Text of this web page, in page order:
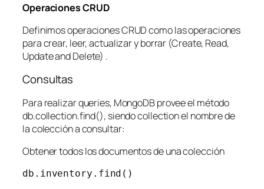
Operaciones CRUD
Definimos operaciones CRUD como las operaciones
para crear, leer, actualizar y borrar (Create, Read,
Update and Delete) .
Consultas
Para realizar queries, MongoDB provee el método
db.collection.find(), siendocollectionel nombre de
la colección a consultar:
Obtener todos los documentos de una colección
db.inventory.find()